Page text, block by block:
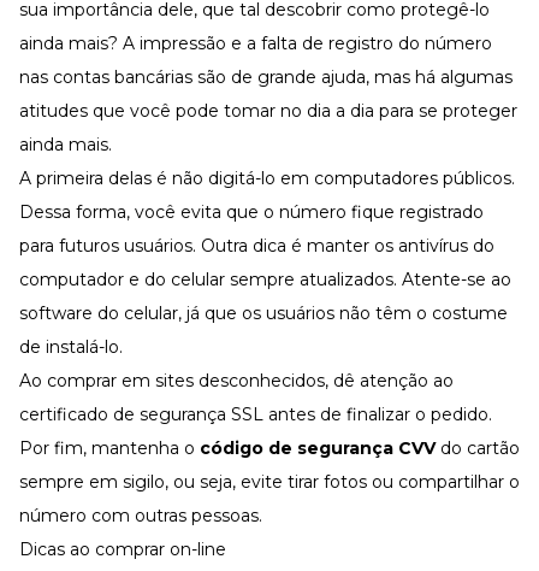
sua importância dele, que tal descobrir como protegê-lo
ainda mais? A impressão e a falta de registro do número
nas contas bancárias são de grande ajuda, mas há algumas
atitudes que você pode tomar no dia a dia para se proteger
ainda mais.
A primeira delas é não digitá-lo em computadores públicos.
Dessa forma, você evita que o número fique registrado
para futuros usuários. Outra dica é manter os antivírus do
computador e do celular sempre atualizados. Atente-se ao
software do celular, já que os usuários não têm o costume
de instalá-lo.
Ao comprar em sites desconhecidos, dê atenção ao
certificado de segurança SSL antes de finalizar o pedido.
Por fim, mantenha o código de segurança CVVdo cartão
sempre em sigilo, ou seja, evite tirar fotos ou compartilhar o
número com outras pessoas.
Dicas ao comprar on-line